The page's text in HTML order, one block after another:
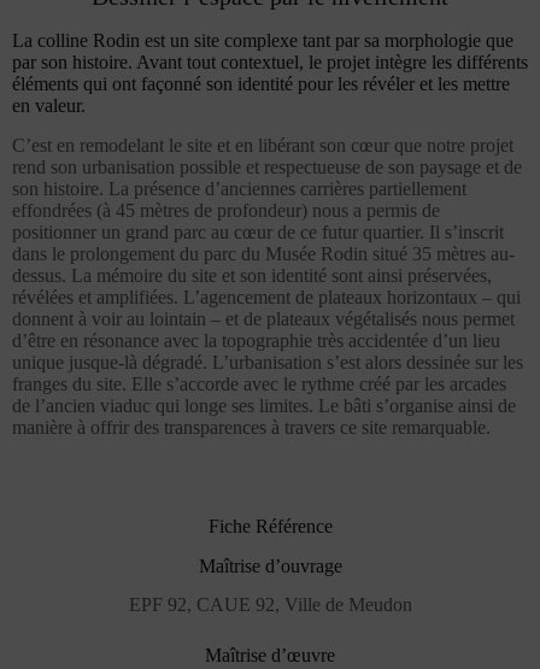
La colline Rodin est un site complexe tant par sa morphologie que
par son histoire. Avant tout contextuel, le projet intègre les différents
éléments qui ont façonné son identité pour les révéler et les mettre
en valeur.
C’est en remodelant le site et en libérant son cœur que notre projet
rend son urbanisation possible et respectueuse de son paysage et de
son histoire. La présence d’anciennes carrières partiellement
effondrées (à 45 mètres de profondeur) nous a permis de
positionner un grand parc au cœur de ce futur quartier. Il s’inscrit
dans le prolongement du parc du Musée Rodin situé 35 mètres au-
dessus. La mémoire du site et son identité sont ainsi préservées,
révélées et amplifiées. L’agencement de plateaux horizontaux – qui
donnent à voir au lointain – et de plateaux végétalisés nous permet
d’être en résonance avec la topographie très accidentée d’un lieu
unique jusque-là dégradé. L’urbanisation s’est alors dessinée sur les
franges du site. Elle s’accorde avec le rythme créé par les arcades
de l’ancien viaduc qui longe ses limites. Le bâti s’organise ainsi de
manière à offrir des transparences à travers ce site remarquable.
Fiche Référence
Maîtrise d’ouvrage
EPF 92, CAUE 92, Ville de Meudon
Maîtrise d’œuvre